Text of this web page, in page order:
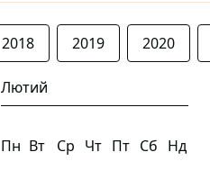
2018 2019 2020
Лютий
Пн Вт Ср Чт Пт Сб Нд